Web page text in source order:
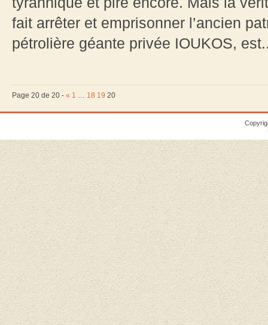
fait arrêter et emprisonner l’ancien
pétrolière géante privée IOUKOS,
Page 20 de 20 - « 1 … 18 19 20